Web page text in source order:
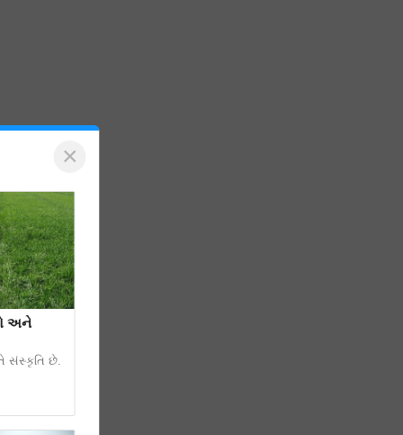
×
અને
સંસ્કૃતિ છે.